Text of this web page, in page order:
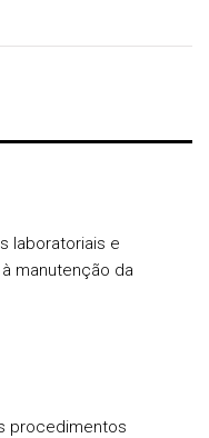
laboratoriais e
manutenção da
procedimentos